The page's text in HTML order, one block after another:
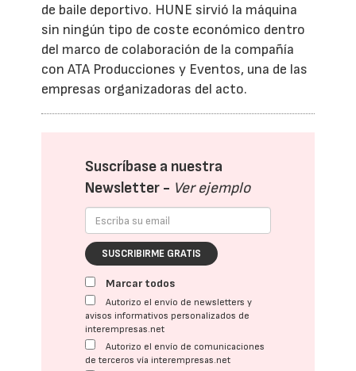
de baile deportivo. HUNE sirvió la máquina
sin ningún tipo de coste económico dentro
del marco de colaboración de la compañía
con ATA Producciones y Eventos, una de las
empresas organizadoras del acto.
Suscríbase a nuestra
Newsletter - Ver ejemplo
SUSCRIBIRME GRATIS
Marcar todos
Autorizo el envío de newsletters y
avisos informativos personalizados de
interempresas.net
Autorizo el envío de comunicaciones
de terceros vía interempresas.net